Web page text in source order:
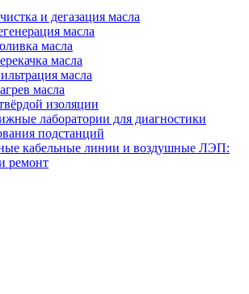
и дегазация масла
масла
масла
масла
масла
масла
изоляции
лаборатории для диагностики
подстанций
кабельные линии и воздушные ЛЭП:
ремонт